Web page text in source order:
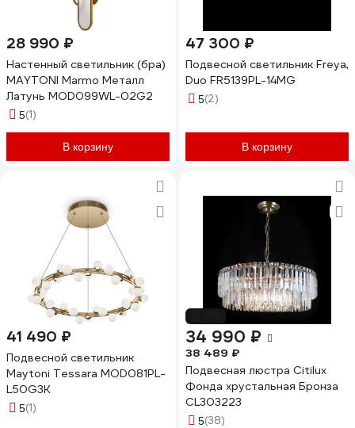
28 990 ₽
Настенный светильник (бра)
MAYTONI Marmo Металл
Латунь MOD099WL-02G2
5(1)
В корзину
47 300 ₽
Подвесной светильник Freya,
Duo FR5139PL-14MG
5(2)
В корзину
41 490 ₽
Подвесной светильник
Maytoni Tessara MOD081PL-
L50G3K
5(1)
34 990 ₽
38 489 ₽
Подвесная люстра Citilux
Фонда хрустальная Бронза
CL303223
5(38)